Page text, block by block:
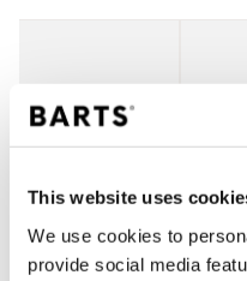
This website uses
We use cookies to
provide social media